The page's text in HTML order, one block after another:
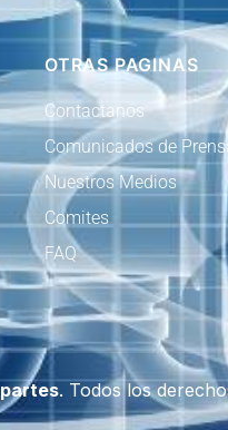
OTRAS PAGINAS
Contactanos
Comunicados de
Nuestros Medios
Comites
FAQ
. Todos los